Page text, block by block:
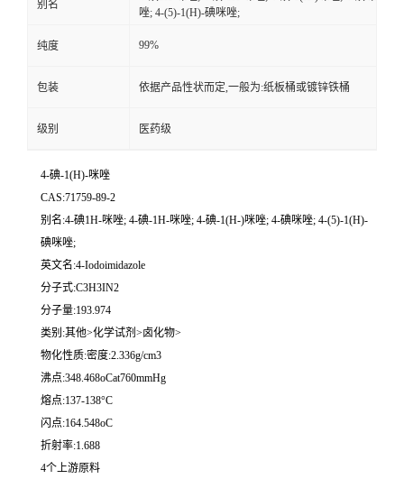
别名
唑; 4-(5)-1(H)-碘咪唑;
纯度 99%
包装 依据产品性状而定,一般为:纸板桶或镀锌铁桶
级别 医药级
4-碘-1(H)-咪唑
CAS:71759-89-2
别名:4-碘1H-咪唑; 4-碘-1H-咪唑; 4-碘-1(H-)咪唑; 4-碘咪唑; 4-(5)-1(H)-
碘咪唑;
英文名:4-Iodoimidazole
分子式:C3H3IN2
分子量:193.974
类别:其他>化学试剂>卤化物>
物化性质:密度:2.336g/cm3
沸点:348.468oCat760mmHg
熔点:137-138°C
闪点:164.548oC
折射率:1.688
4个上游原料